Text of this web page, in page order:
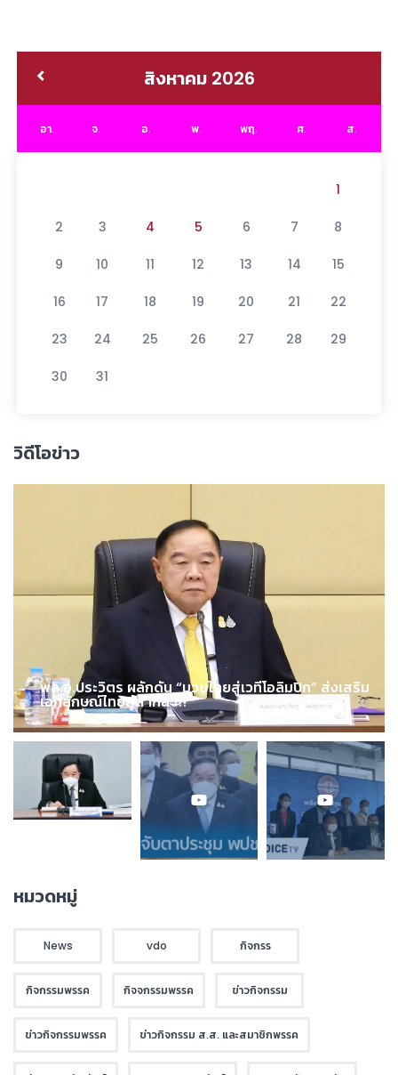
สิงหาคม 2026
อา. จ. อ. พ. พฤ. ศ. ส.
1
2 3 4 5 6 7 8
9 10 11 12 13 14 15
16 17 18 19 20 21 22
23 24 25 26 27 28 29
30 31
วิดีโอข่าว
พล.อ.ประวิตร ผลักดัน “มวยไทยสู่เวทีโอลิมปิก” ส่งเสริม
เอกลักษณ์ไทยสู่สากล !!!
หมวดหมู่
News vdo กิจกรร
กิจกรรมพรรค กิจจกรรมพรรค ข่าวกิจกรรม
ข่าวกิจกรรมพรรค ข่าวกิจกรรม ส.ส. และสมาชิกพรรค